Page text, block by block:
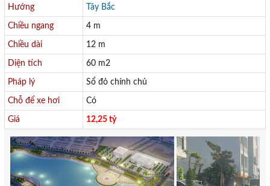
Hướng Tây Bắc
Chiều ngang 4 m
Chiều dài 12 m
Diện tích 60 m2
Pháp lý Sổ đỏ chính chủ
Chỗ để xe hơi Có
Giá 12,25 tỷ